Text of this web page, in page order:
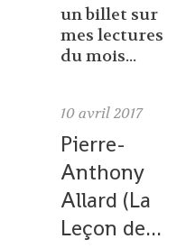
un billet sur
mes lectures
du mois...
10 avril 2017
Pierre-
Anthony
Allard (La
Leçon de...